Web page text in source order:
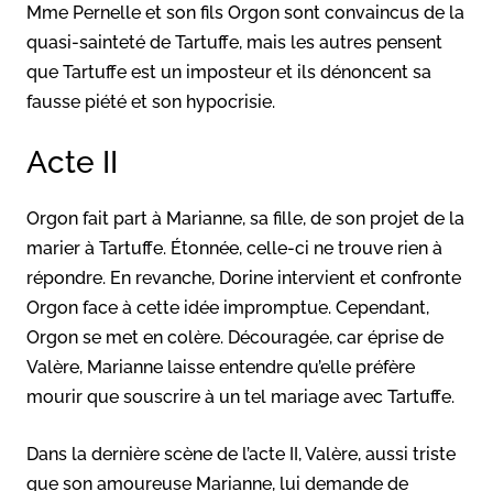
Mme Pernelle et son fils Orgon sont convaincus de la
quasi-sainteté de Tartuffe, mais les autres pensent
que Tartuffe est un imposteur et ils dénoncent sa
fausse piété et son hypocrisie.
Acte II
Orgon fait part à Marianne, sa fille, de son projet de la
marier à Tartuffe. Étonnée, celle-ci ne trouve rien à
répondre. En revanche, Dorine intervient et confronte
Orgon face à cette idée impromptue. Cependant,
Orgon se met en colère. Découragée, car éprise de
Valère, Marianne laisse entendre qu’elle préfère
mourir que souscrire à un tel mariage avec Tartuffe.
Dans la dernière scène de l’acte II, Valère, aussi triste
que son amoureuse Marianne, lui demande de